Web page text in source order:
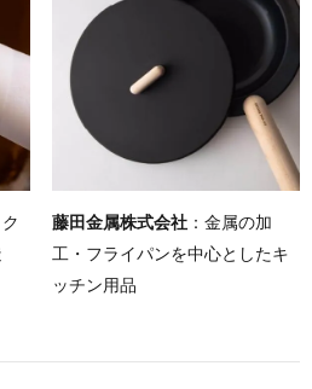
藤田金属株式会社：金属の加
工・フライパンを中心としたキ
ッチン用品